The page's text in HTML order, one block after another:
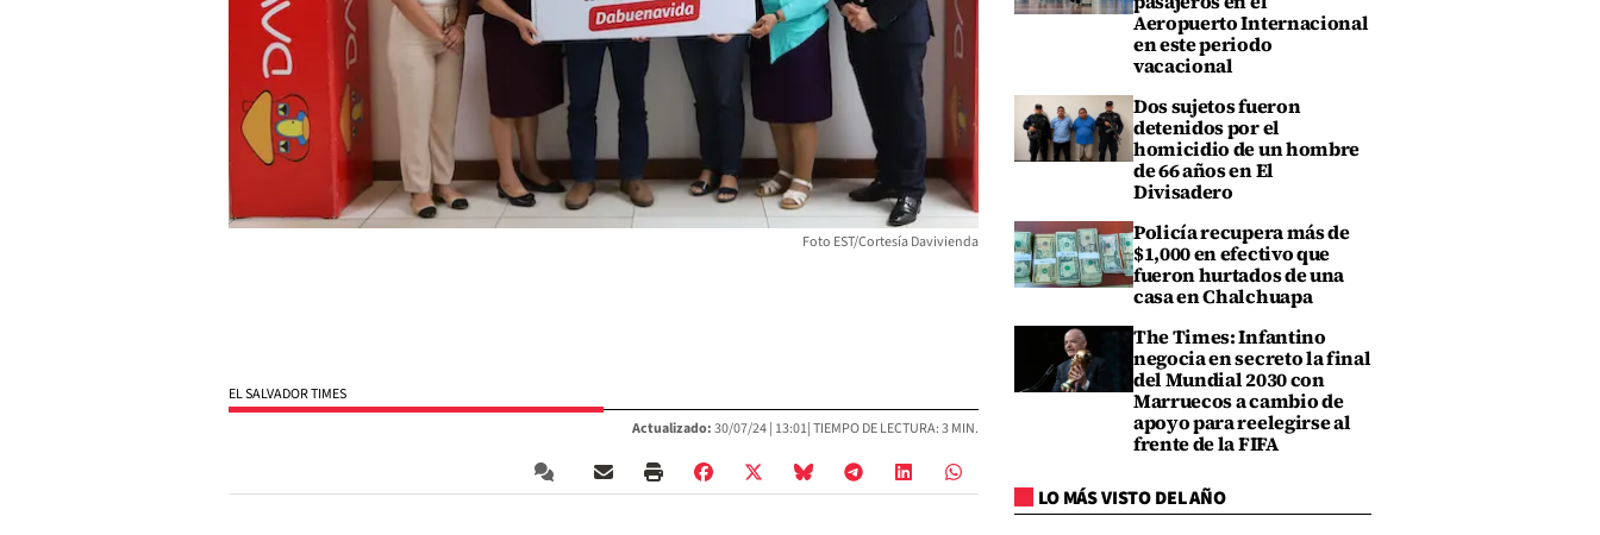
Foto EST/Cortesía Davivienda
EL SALVADOR TIMES
Actualizado:30/07/24 | 13:01| TIEMPO DE LECTURA: 3 MIN.
Aeropuerto Internacional
en este periodo
vacacional
Dos sujetos fueron
detenidos por el
homicidio de un hombre
de 66 años en El
Divisadero
Policía recupera más de
$1,000 en efectivo que
fueron hurtados de una
casa en Chalchuapa
The Times: Infantino
negocia en secreto la final
del Mundial 2030 con
Marruecos a cambio de
apoyo para reelegirse al
frente de la FIFA
LO MÁS VISTO DEL AÑO